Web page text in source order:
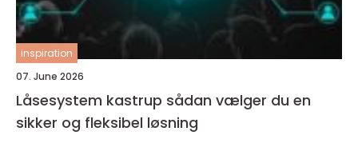
inspiration
07. June 2026
Låsesystem kastrup sådan vælger du en
sikker og fleksibel løsning